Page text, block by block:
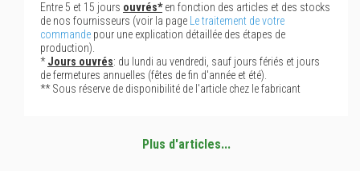
Entre 5 et 15 jours ouvrés*en fonction des articles et des stocks
de nos fournisseurs (voir la page
Le traitement de votre
commande pour une explication détaillée des étapes de
production).
*Jours ouvrés: du lundi au vendredi, sauf jours fériés et jours
de fermetures annuelles (fêtes de fin d'année et été).
** Sous réserve de disponibilité de l'article chez le fabricant
Plus d'articles...